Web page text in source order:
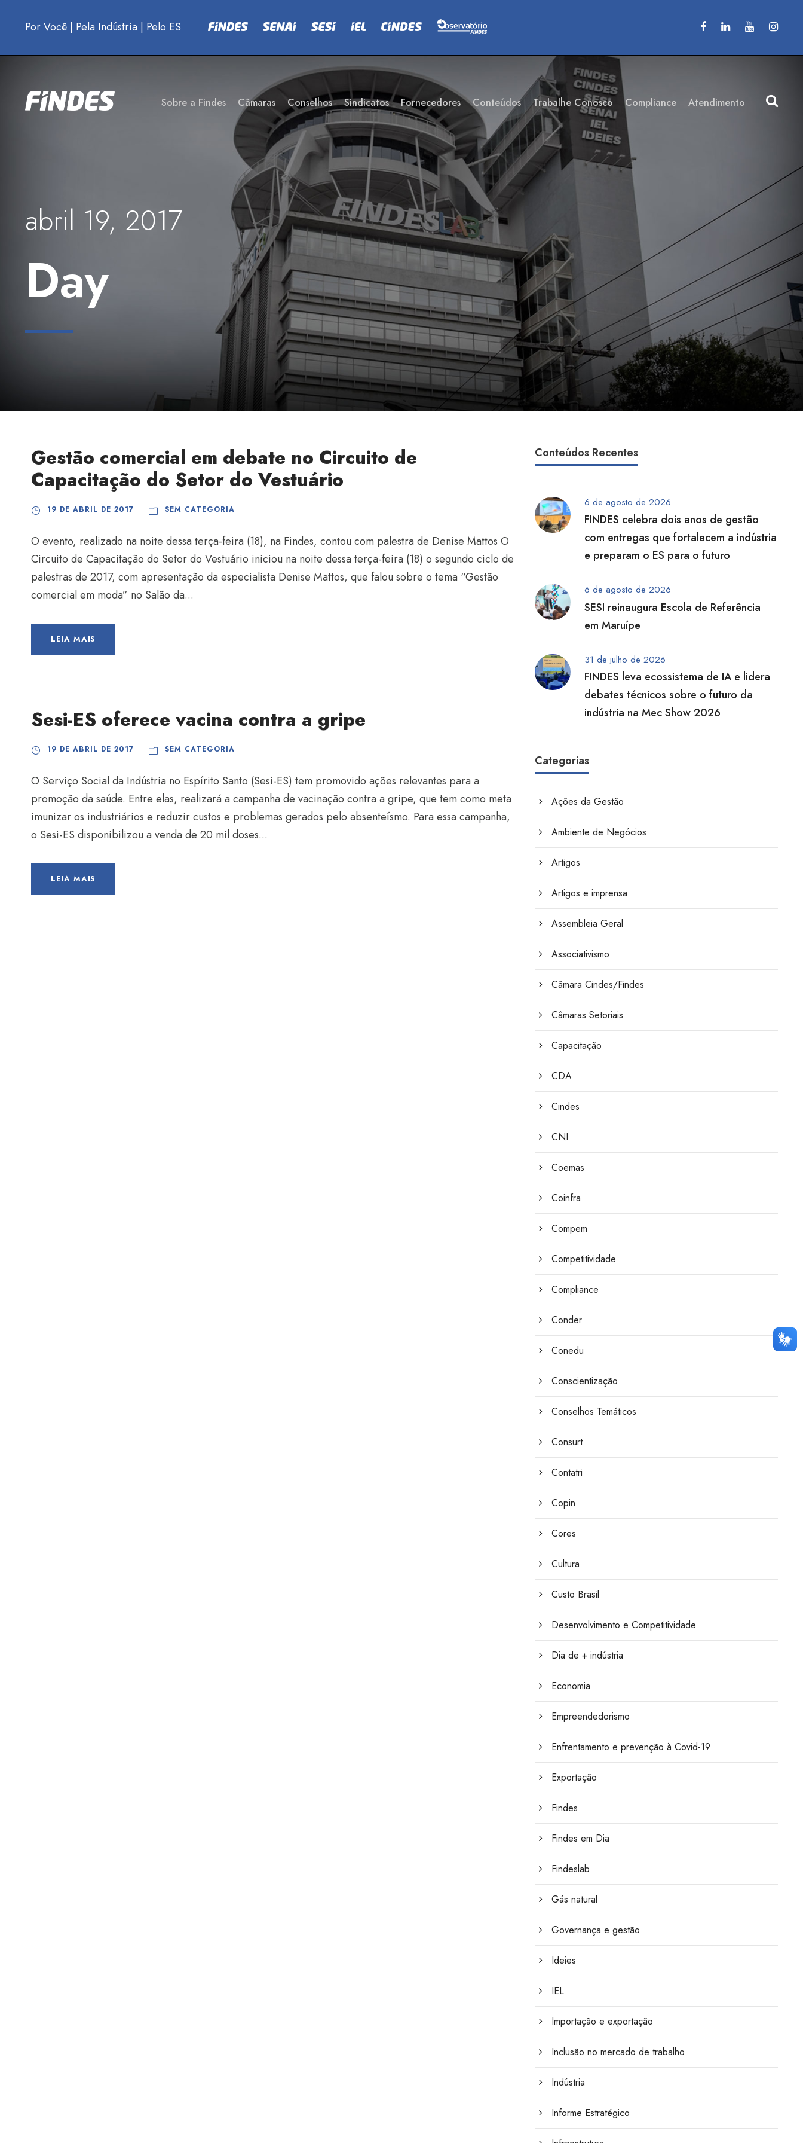
Por Você | Pela Indústria | Pelo ES
Sobre a Findes Câmaras Conselhos Sindicatos Fornecedores Conteúdos Trabalhe Conosco Compliance Atendimento
abril 19, 2017
Day
Gestão comercial em debate no Circuito de
Capacitação do Setor do Vestuário
19 DE ABRIL DE 2017 SEM CATEGORIA
O evento, realizado na noite dessa terça-feira (18), na Findes, contou com palestra de Denise Mattos O
Circuito de Capacitação do Setor do Vestuário iniciou na noite dessa terça-feira (18) o segundo ciclo de
palestras de 2017, com apresentação da especialista Denise Mattos, que falou sobre o tema “Gestão
comercial em moda” no Salão da...
LEIA MAIS
Sesi-ES oferece vacina contra a gripe
19 DE ABRIL DE 2017 SEM CATEGORIA
O Serviço Social da Indústria no Espírito Santo (Sesi-ES) tem promovido ações relevantes para a
promoção da saúde. Entre elas, realizará a campanha de vacinação contra a gripe, que tem como meta
imunizar os industriários e reduzir custos e problemas gerados pelo absenteísmo. Para essa campanha,
o Sesi-ES disponibilizou a venda de 20 mil doses...
LEIA MAIS
Conteúdos Recentes
6 de agosto de 2026
FINDES celebra dois anos de gestão
com entregas que fortalecem a indústria
e preparam o ES para o futuro
6 de agosto de 2026
SESI reinaugura Escola de Referência
em Maruípe
31 de julho de 2026
FINDES leva ecossistema de IA e lidera
debates técnicos sobre o futuro da
indústria na Mec Show 2026
Categorias
Ações da Gestão
Ambiente de Negócios
Artigos
Artigos e imprensa
Assembleia Geral
Associativismo
Câmara Cindes/Findes
Câmaras Setoriais
Capacitação
CDA
Cindes
CNI
Coemas
Coinfra
Compem
Competitividade
Compliance
Conder
Conedu
Conscientização
Conselhos Temáticos
Consurt
Contatri
Copin
Cores
Cultura
Custo Brasil
Desenvolvimento e Competitividade
Dia de + indústria
Economia
Empreendedorismo
Enfrentamento e prevenção à Covid-19
Exportação
Findes
Findes em Dia
Findeslab
Gás natural
Governança e gestão
Ideies
IEL
Importação e exportação
Inclusão no mercado de trabalho
Indústria
Informe Estratégico